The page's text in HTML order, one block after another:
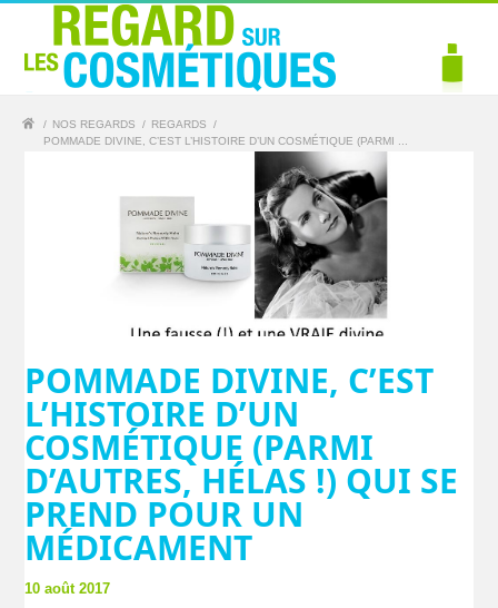
/ NOS REGARDS / REGARDS
/
POMMADE DIVINE, C’EST L’HISTOIRE D’UN COSMÉTIQUE (PARMI ...
POMMADE DIVINE, C’EST
L’HISTOIRE D’UN
COSMÉTIQUE (PARMI
D’AUTRES, HÉLAS !) QUI SE
PREND POUR UN
MÉDICAMENT
10 août 2017